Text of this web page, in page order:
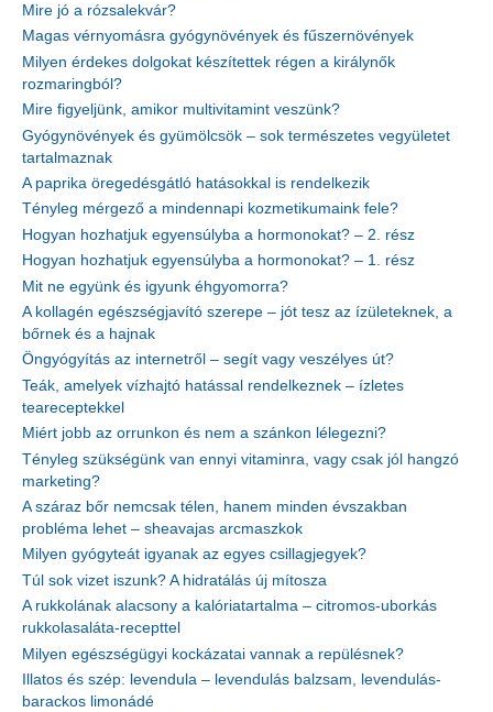
Mire jó a rózsalekvár?
Magas vérnyomásra gyógynövények és fűszernövények
Milyen érdekes dolgokat készítettek régen a királynők
rozmaringból?
Mire figyeljünk, amikor multivitamint veszünk?
Gyógynövények és gyümölcsök – sok természetes vegyületet
tartalmaznak
A paprika öregedésgátló hatásokkal is rendelkezik
Tényleg mérgező a mindennapi kozmetikumaink fele?
Hogyan hozhatjuk egyensúlyba a hormonokat? – 2. rész
Hogyan hozhatjuk egyensúlyba a hormonokat? – 1. rész
Mit ne együnk és igyunk éhgyomorra?
A kollagén egészségjavító szerepe – jót tesz az ízületeknek, a
bőrnek és a hajnak
Öngyógyítás az internetről – segít vagy veszélyes út?
Teák, amelyek vízhajtó hatással rendelkeznek – ízletes
teareceptekkel
Miért jobb az orrunkon és nem a szánkon lélegezni?
Tényleg szükségünk van ennyi vitaminra, vagy csak jól hangzó
marketing?
A száraz bőr nemcsak télen, hanem minden évszakban
probléma lehet – sheavajas arcmaszkok
Milyen gyógyteát igyanak az egyes csillagjegyek?
Túl sok vizet iszunk? A hidratálás új mítosza
A rukkolának alacsony a kalóriatartalma – citromos-uborkás
rukkolasaláta-recepttel
Milyen egészségügyi kockázatai vannak a repülésnek?
Illatos és szép: levendula – levendulás balzsam, levendulás-
barackos limonádé